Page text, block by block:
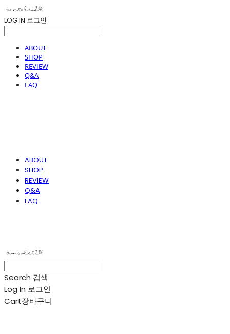
LOG IN 로그인
ABOUT
SHOP
REVIEW
Q&A
FAQ
ABOUT
SHOP
REVIEW
Q&A
FAQ
Search 검색
Log In 로그인
Cart장바구니